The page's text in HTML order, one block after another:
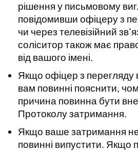
рішення у письмовому
повідомивши офіцеру з
чи через телевізійний
соліситор також має
від вашого імені.
Якщо офіцер з перегляду
вам повинні пояснити,
причина повинна бути
Протоколу затримання.
Якщо ваше затримання
повинні випустити. Якщо